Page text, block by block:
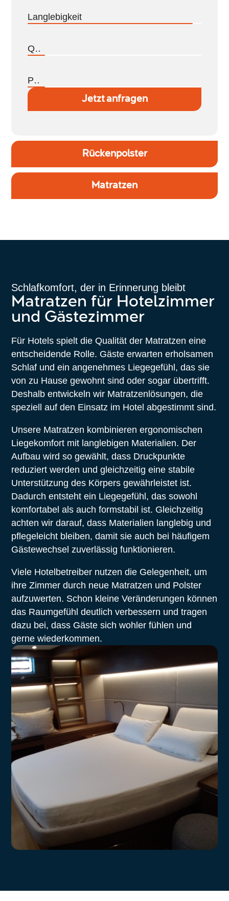
Rückenpolster
Matratzen
Langlebigkeit
Qualität
Preis
Jetzt anfragen
Schlafkomfort, der in Erinnerung bleibt
Matratzen für Hotelzimmer
und Gästezimmer
Für Hotels spielt die Qualität der Matratzen eine
entscheidende Rolle. Gäste erwarten erholsamen
Schlaf und ein angenehmes Liegegefühl, das sie
von zu Hause gewohnt sind oder sogar übertrifft.
Deshalb entwickeln wir Matratzenlösungen, die
speziell auf den Einsatz im Hotel abgestimmt sind.
Unsere Matratzen kombinieren ergonomischen
Liegekomfort mit langlebigen Materialien. Der
Aufbau wird so gewählt, dass Druckpunkte
reduziert werden und gleichzeitig eine stabile
Unterstützung des Körpers gewährleistet ist.
Dadurch entsteht ein Liegegefühl, das sowohl
komfortabel als auch formstabil ist. Gleichzeitig
achten wir darauf, dass Materialien langlebig und
pflegeleicht bleiben, damit sie auch bei häufigem
Gästewechsel zuverlässig funktionieren.
Viele Hotelbetreiber nutzen die Gelegenheit, um
ihre Zimmer durch neue Matratzen und Polster
aufzuwerten. Schon kleine Veränderungen können
das Raumgefühl deutlich verbessern und tragen
dazu bei, dass Gäste sich wohler fühlen und
gerne wiederkommen.